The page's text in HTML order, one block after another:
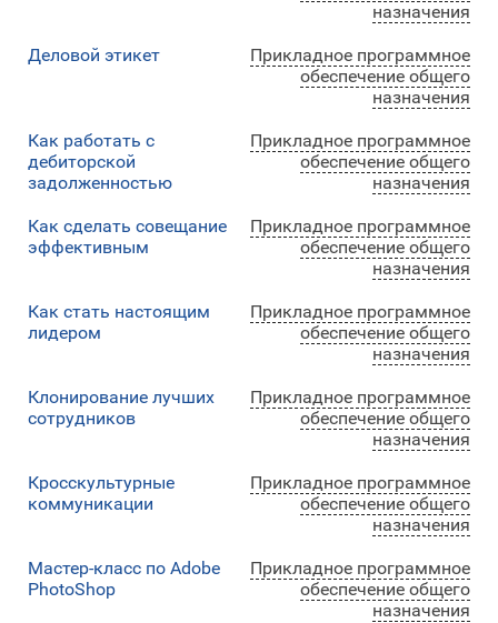
назначения
Деловой этикет
Прикладное программное
обеспечение общего
назначения
Как работать с
дебиторской
задолженностью
Прикладное программное
обеспечение общего
назначения
Как сделать совещание
эффективным
Прикладное программное
обеспечение общего
назначения
Как стать настоящим
лидером
Прикладное программное
обеспечение общего
назначения
Клонирование лучших
сотрудников
Прикладное программное
обеспечение общего
назначения
Кросскультурные
коммуникации
Прикладное программное
обеспечение общего
назначения
Мастер-класс по Adobe
PhotoShop
Прикладное программное
обеспечение общего
назначения